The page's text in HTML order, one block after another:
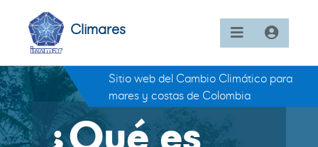
Climares
Sitio web del Cambio Climático para
mares y costas de Colombia